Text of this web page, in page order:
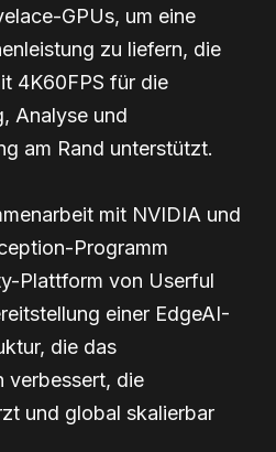
GPUs, um eine
zu liefern, die
4K60FPS für die
Analyse und
am Rand unterstützt.
mit NVIDIA und
Programm
Plattform von Userful
einer EdgeAI-
die das
verbessert, die
und global skalierbar